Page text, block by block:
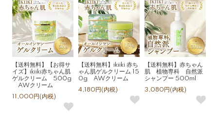
【送料無料】【お得サ
イズ】ikiiki赤ちゃん肌
ゲルクリーム 500g
AWクリーム
11,000円(内税)
【送料無料】ikiiki 赤ち
ゃん肌ゲルクリーム 15
0g AWクリーム
4,180円(内税)
【送料無料】赤ちゃん
肌 植物専科 自然派
シャンプー 500ml
3,080円(内税)